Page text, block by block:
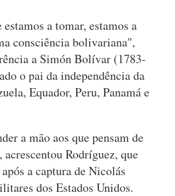
a tomar, estamos a
consciência bolivariana",
a Simón Bolívar (1783-
o pai da independência da
Equador, Peru, Panamá e
a mão aos que pensam de
Rodríguez, que
a captura de Nicolás
dos Estados Unidos.